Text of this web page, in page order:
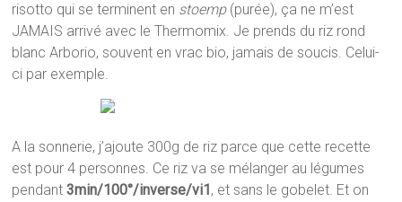
risotto qui se terminent en stoemp (purée), ça ne m’est
JAMAIS arrivé avec le Thermomix. Je prends du riz rond
blanc Arborio, souvent en vrac bio, jamais de soucis. Celui-
ci par exemple.
A la sonnerie, j’ajoute 300g de riz parce que cette recette
est pour 4 personnes. Ce riz va se mélanger au légumes
pendant3min/100°/inverse/vi1 , et sans le gobelet. Et on